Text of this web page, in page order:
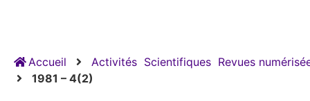
Accueil Activités Scientifiques Revues
1981 – 4(2)